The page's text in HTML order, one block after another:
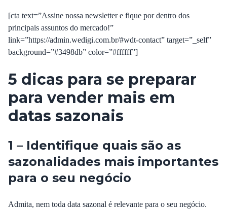
[cta text=”Assine nossa newsletter e fique por dentro dos
principais assuntos do mercado!”
link=”https://admin.wedigi.com.br/#wdt-contact” target=”_self”
background=”#3498db” color=”#ffffff”]
5 dicas para se preparar
para vender mais em
datas sazonais
1 – Identifique quais são as
sazonalidades mais importantes
para o seu negócio
Admita, nem toda data sazonal é relevante para o seu negócio.